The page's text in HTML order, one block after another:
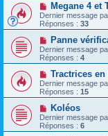
Megane 4 et
Dernier message
Réponses : 33
Panne
Dernier message
Réponses : 4
Tractrices
Dernier message
Réponses : 15
Koléos
Dernier message
Réponses : 6